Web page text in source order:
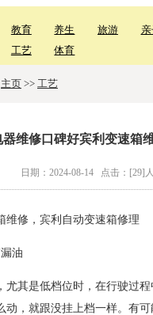
教育 养生 旅游
工艺 体育
主页 >> 工艺
器维修口碑好宾利变速箱
日期：2024-08-14 点击：[29]
维修，宾利自动变速箱修理
油
尤其是低档位时，在行驶过程
动，就跟没挂上档一样。有